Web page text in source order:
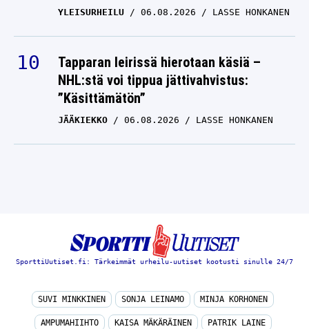
YLEISURHEILU 06.08.2026 LASSE HONKANEN
Tapparan leirissä hierotaan käsiä –
NHL:stä voi tippua jättivahvistus:
”Käsittämätön”
JÄÄKIEKKO 06.08.2026 LASSE HONKANEN
SporttiUutiset.fi: Tärkeimmät urheilu-uutiset kootusti sinulle 24/7
SUVI MINKKINEN SONJA LEINAMO MINJA KORHONEN
AMPUMAHIIHTO KAISA MÄKÄRÄINEN PATRIK LAINE